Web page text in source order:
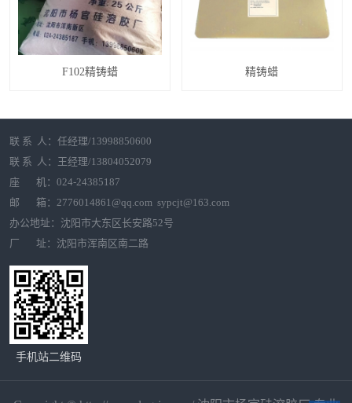
F102精铸蜡 精铸蜡
联 系 人：任经理/13998850600
联 系 人：王经理/13804052079
座 机：024-24385187
邮 箱：2776014861@qq.com sypcjt@163.com
办公地址：沈阳市大东区长安路52号
厂 址：沈阳市浑南区南二路
手机站二维码